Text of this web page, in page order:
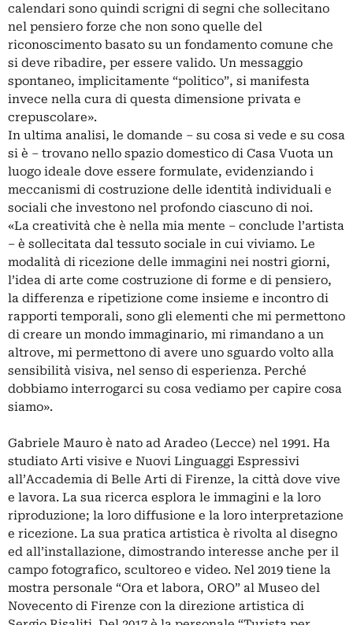
calendari sono quindi scrigni di segni che sollecitano
nel pensiero forze che non sono quelle del
riconoscimento basato su un fondamento comune che
si deve ribadire, per essere valido. Un messaggio
spontaneo, implicitamente “politico”, si manifesta
invece nella cura di questa dimensione privata e
crepuscolare».
In ultima analisi, le domande – su cosa si vede e su cosa
si è – trovano nello spazio domestico di Casa Vuota un
luogo ideale dove essere formulate, evidenziando i
meccanismi di costruzione delle identità individuali e
sociali che investono nel profondo ciascuno di noi.
«La creatività che è nella mia mente – conclude l’artista
– è sollecitata dal tessuto sociale in cui viviamo. Le
modalità di ricezione delle immagini nei nostri giorni,
l’idea di arte come costruzione di forme e di pensiero,
la differenza e ripetizione come insieme e incontro di
rapporti temporali, sono gli elementi che mi permettono
di creare un mondo immaginario, mi rimandano a un
altrove, mi permettono di avere uno sguardo volto alla
sensibilità visiva, nel senso di esperienza. Perché
dobbiamo interrogarci su cosa vediamo per capire cosa
siamo».
Gabriele Mauro è nato ad Aradeo (Lecce) nel 1991. Ha
studiato Arti visive e Nuovi Linguaggi Espressivi
all’Accademia di Belle Arti di Firenze, la città dove vive
e lavora. La sua ricerca esplora le immagini e la loro
riproduzione; la loro diffusione e la loro interpretazione
e ricezione. La sua pratica artistica è rivolta al disegno
ed all’installazione, dimostrando interesse anche per il
campo fotografico, scultoreo e video. Nel 2019 tiene la
mostra personale “Ora et labora, ORO” al Museo del
Novecento di Firenze con la direzione artistica di